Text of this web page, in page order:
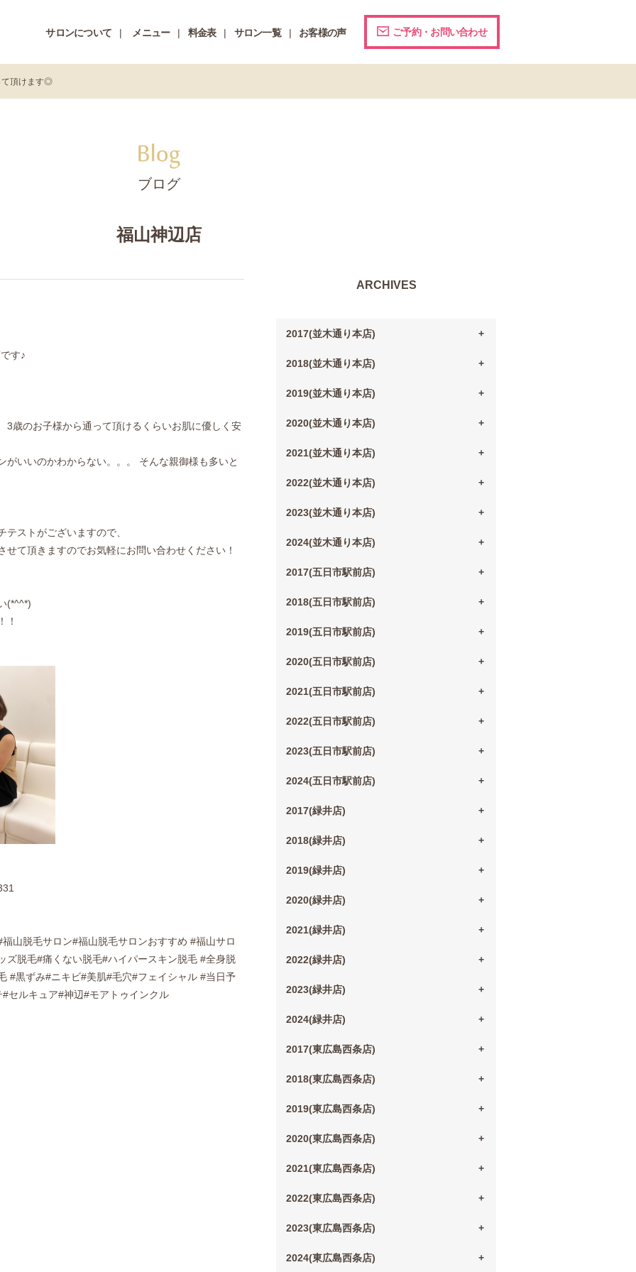
サロンについて メニュー 料金表 サロン一覧 お客様の声 ご予約・お問い合わせ
て頂けます◎
ブログ
福山神辺店
す♪
3歳のお子様から通って頂けるくらいお肌に優しく安
いいのかわからない。。。 そんな親御様も多いと
ストがございますので、
て頂きますのでお気軽にお問い合わせください！
(*^^*)
！
山脱毛サロン#福山脱毛サロンおすすめ #福山サロ
ズ脱毛#痛くない脱毛#ハイパースキン脱毛 #全身脱
#黒ずみ#ニキビ#美肌#毛穴#フェイシャル #当日予
セルキュア#神辺#モアトゥインクル
ARCHIVES
2017(並木通り本店)
2018(並木通り本店)
2019(並木通り本店)
2020(並木通り本店)
2021(並木通り本店)
2022(並木通り本店)
2023(並木通り本店)
2024(並木通り本店)
2017(五日市駅前店)
2018(五日市駅前店)
2019(五日市駅前店)
2020(五日市駅前店)
2021(五日市駅前店)
2022(五日市駅前店)
2023(五日市駅前店)
2024(五日市駅前店)
2017(緑井店)
2018(緑井店)
2019(緑井店)
2020(緑井店)
2021(緑井店)
2022(緑井店)
2023(緑井店)
2024(緑井店)
2017(東広島西条店)
2018(東広島西条店)
2019(東広島西条店)
2020(東広島西条店)
2021(東広島西条店)
2022(東広島西条店)
2023(東広島西条店)
2024(東広島西条店)